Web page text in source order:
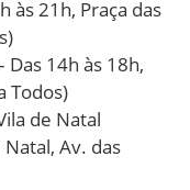
às 21h, Praça das
Das 14h às 18h,
Todos)
de Natal
Av. das